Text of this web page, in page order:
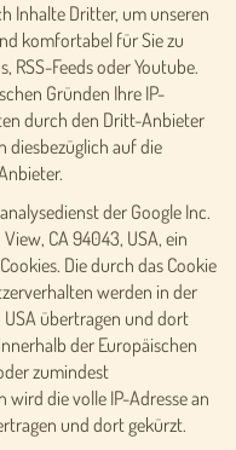
Inhalte Dritter, um unseren
komfortabel für Sie zu
RSS-Feeds oder Youtube.
Gründen Ihre IP-
durch den Dritt-Anbieter
diesbezüglich auf die
der Google Inc.
CA 94043, USA, ein
Die durch das Cookie
werden in der
USA übertragen und dort
der Europäischen
zumindest
die volle IP-Adresse an
und dort gekürzt.